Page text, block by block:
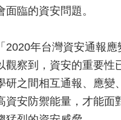
面臨的資安問題。
2020年台灣資安通報應
觀察到，資安的重要性
研之間相互通報、應變
資安防禦能量，才能面